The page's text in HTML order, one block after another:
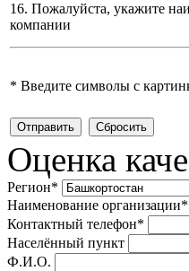
16. Пожалуйста, укажите
компании
* Введите символы с
Оценка
Регион*
Наименование организации*
Контактный телефон*
Населённый пункт
Ф.И.О.